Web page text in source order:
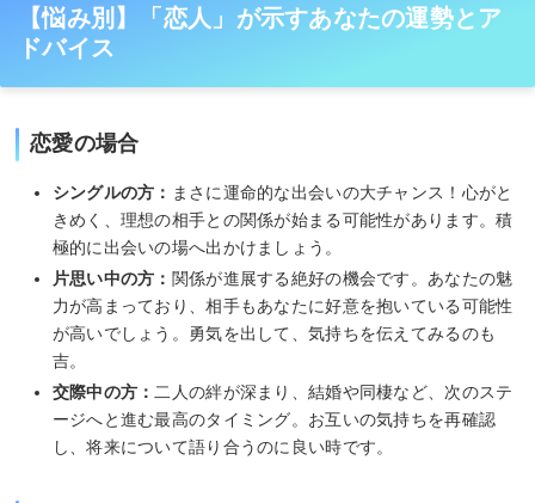
【悩み別】「恋人」が示すあなたの運勢とア
ドバイス
恋愛の場合
シングルの方： まさに運命的な出会いの大チャンス！心がと
きめく、理想の相手との関係が始まる可能性があります。積
極的に出会いの場へ出かけましょう。
片思い中の方： 関係が進展する絶好の機会です。あなたの魅
力が高まっており、相手もあなたに好意を抱いている可能性
が高いでしょう。勇気を出して、気持ちを伝えてみるのも
吉。
交際中の方： 二人の絆が深まり、結婚や同棲など、次のステ
ージへと進む最高のタイミング。お互いの気持ちを再確認
し、将来について語り合うのに良い時です。